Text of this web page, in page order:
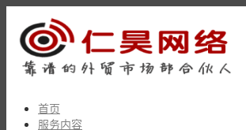
首页
服务内容